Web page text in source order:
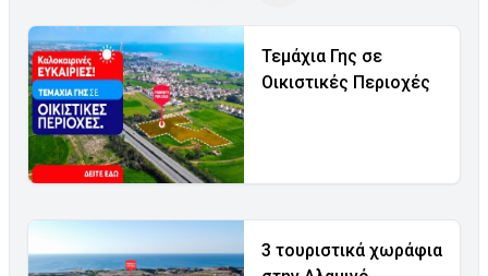
Τεμάχια Γης σε
Οικιστικές Περιοχές
3 τουριστικά χωράφια